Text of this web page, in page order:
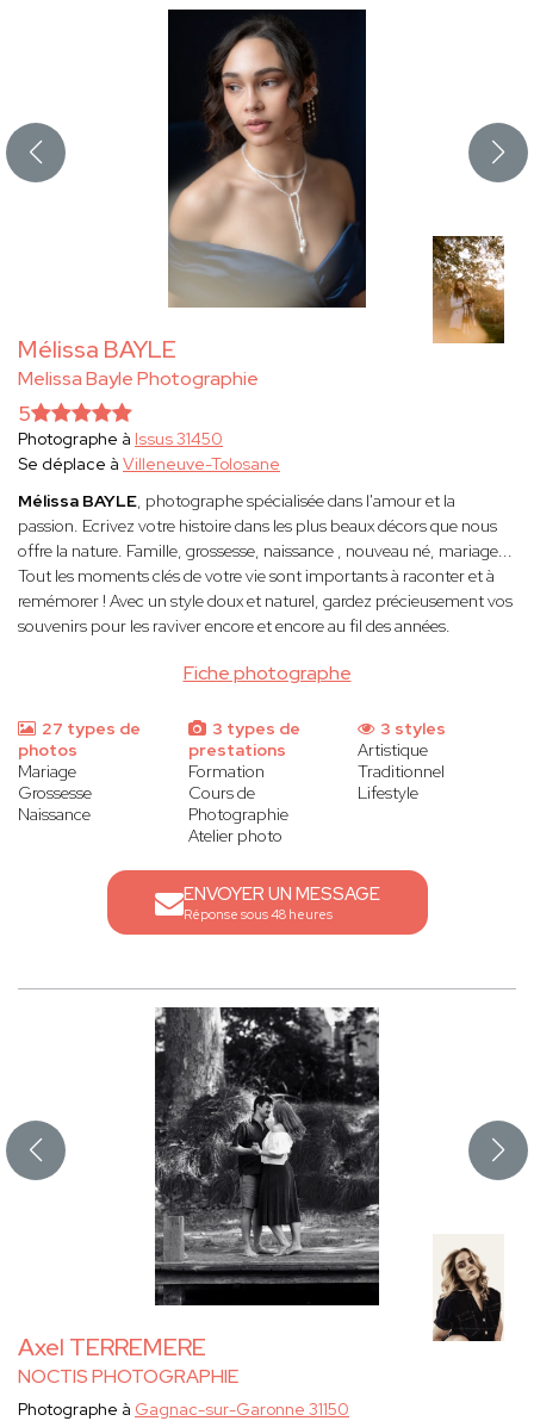
Mélissa BAYLE
Melissa Bayle Photographie
Fiche photographe
5
Photographe à Issus 31450
Se déplace à Villeneuve-Tolosane
Mélissa BAYLE, photographe spécialisée dans l'amour et la
passion. Ecrivez votre histoire dans les plus beaux décors que nous
offre la nature. Famille, grossesse, naissance , nouveau né, mariage...
Tout les moments clés de votre vie sont importants à raconter et à
remémorer ! Avec un style doux et naturel, gardez précieusement vos
souvenirs pour les raviver encore et encore au fil des années.
27 types de
photos
Mariage
Grossesse
Naissance
3 types de
prestations
Formation
Cours de
Photographie
Atelier photo
3 styles
Artistique
Traditionnel
Lifestyle
ENVOYER UN MESSAGE
Réponse sous 48 heures
Axel TERREMERE
NOCTIS PHOTOGRAPHIE
Photographe à Gagnac-sur-Garonne 31150